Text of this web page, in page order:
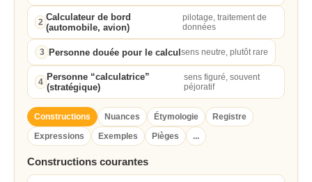
2 Calculateur de bord
(automobile, avion)
pilotage, traitement de
données
3 Personne douée pour le calculsens neutre, plutôt rare
4 Personne “calculatrice”
(stratégique)
sens figuré, souvent
péjoratif
Constructions Nuances Étymologie
Registre
Expressions
Exemples Pièges ...
Constructions courantes